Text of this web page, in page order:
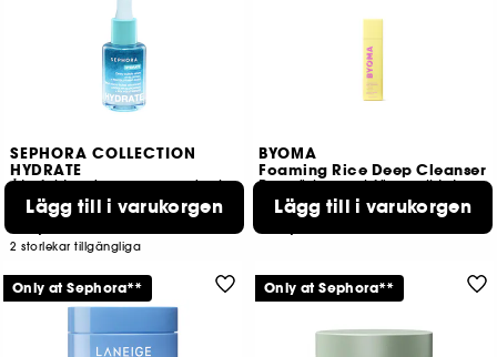
SEPHORA COLLECTION
HYDRATE
Återfuktande serum med mikrobubblor, hyaluronsyra + polyglutaminsyra
181
319,00 KR
2 storlekar tillgängliga
Lägg till i varukorgen
BYOMA
Foaming Rice Deep Cleanser
Rengöringsgel för ansiktet
5
209,00 KR
Lägg till i varukorgen
Only at Sephora** Only at Sephora**